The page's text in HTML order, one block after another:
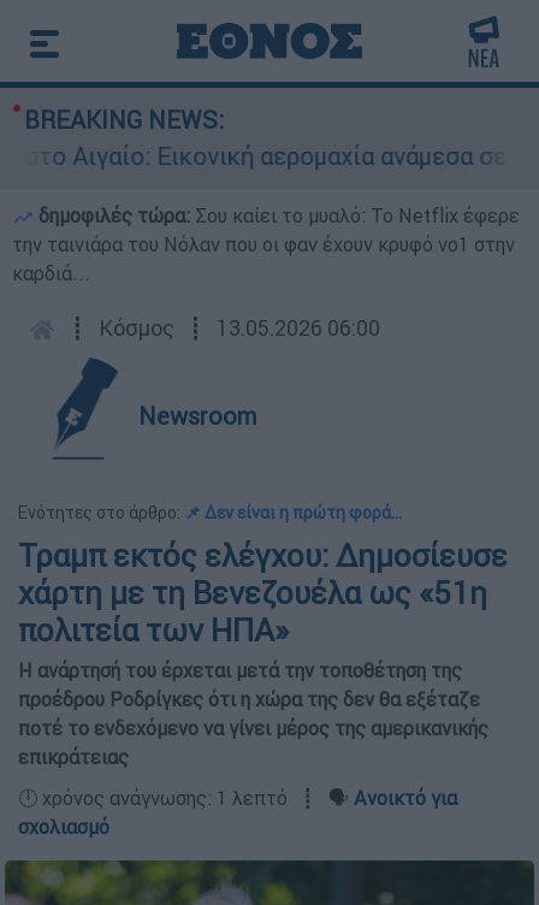
BREAKING NEWS:
Εικονική αερομαχία ανάμεσα σε
δημοφιλές τώρα: Σου καίει το μυαλό: Το Netflix έφερε
την ταινιάρα του Νόλαν που οι φαν έχουν κρυφό νο1 στην
καρδιά...
┋ Κόσμος ┋ 13.05.2026 06:00
Newsroom
Ενότητες στο άρθρο: 📌 Δεν είναι η πρώτη φορά...
Τραμπ εκτός ελέγχου: Δημοσίευσε
χάρτη με τη Βενεζουέλα ως «51η
πολιτεία των ΗΠΑ»
Η ανάρτησή του έρχεται μετά την τοποθέτηση της
προέδρου Ροδρίγκες ότι η χώρα της δεν θα εξέταζε
ποτέ το ενδεχόμενο να γίνει μέρος της αμερικανικής
επικράτειας
🕛 χρόνος ανάγνωσης: 1 λεπτό ┋ 🗣️ Ανοικτό για
σχολιασμό